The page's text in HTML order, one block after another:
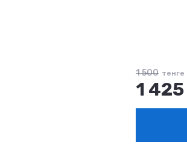
1 500 тенге
1 425